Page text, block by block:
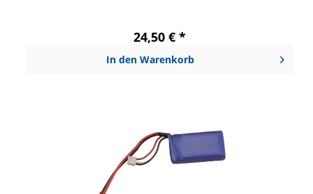
24,50 € *
In den Warenkorb